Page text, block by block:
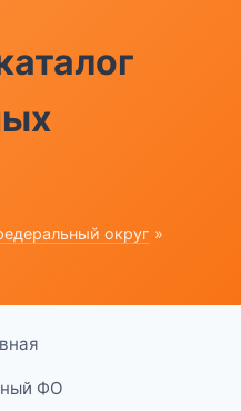
округ »
ФО